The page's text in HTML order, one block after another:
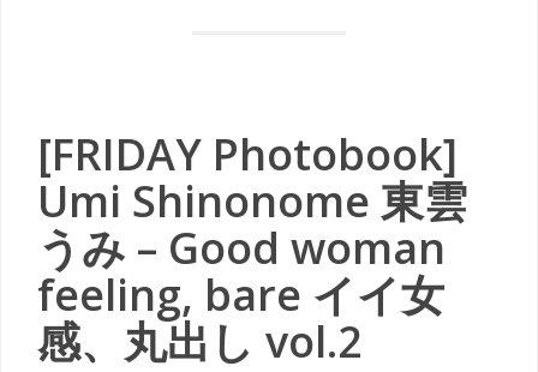
[FRIDAY Photobook]
Umi Shinonome 東雲
うみ – Good woman
feeling, bare イイ女
感、丸出し vol.2